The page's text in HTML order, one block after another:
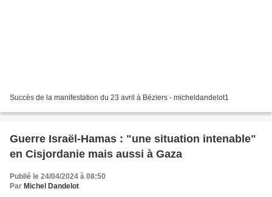
Succès de la manifestation du 23 avril à Béziers - micheldandelot1
Guerre Israël-Hamas : "une situation intenable"
en Cisjordanie mais aussi à Gaza
Publié le 24/04/2024 à 08:50
Par Michel Dandelot